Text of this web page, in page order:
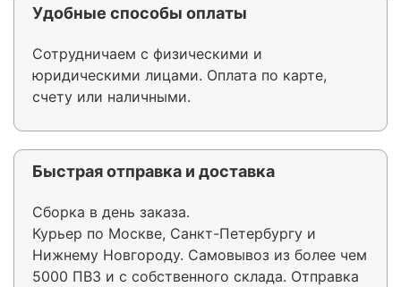
Удобные способы оплаты
Сотрудничаем с физическими и
юридическими лицами. Оплата по карте,
счету или наличными.
Быстрая отправка и доставка
Сборка в день заказа.
Курьер по Москве, Санкт-Петербургу и
Нижнему Новгороду. Самовывоз из более чем
5000 ПВЗ и с собственного склада. Отправка